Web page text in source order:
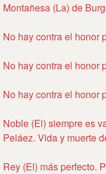
Montañesa (La) de
No hay contra el honor
No hay contra el honor
No hay contra el honor
Noble (El) siempre es
Peláez. Vida y muerte
Rey (El) más perfecto.